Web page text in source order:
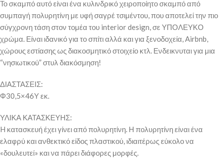
Το σκαμπό αυτό είναι ένα κυλινδρικό χειροποίητο σκαμπό από
συμπαγή πολυρητίνη με υφή σαγρέ τσιμέντου, που αποτελεί την πιο
σύγχρονη τάση στον τομέα του interior design, σε ΥΠΟΛΕΥΚΟ
χρώμα. Είναι ιδανικό για το σπίτι αλλά και για ξενοδοχεία, Airbnb,
χώρους εστίασης ως διακοσμητικό στοιχείο κτλ. Ενδεικνυται για μια
“νησιωτικού” στυλ διακόσμηση!
ΔΙΑΣΤΑΣΕΙΣ:
Φ30,5×46Υ εκ.
ΥΛΙΚΑ ΚΑΤΑΣΚΕΥΗΣ:
H κατασκευή έχει γίνει από πολυρητίνη. Η πολυρητίνη είναι ένα
ελαφρύ και ανθεκτικό είδος πλαστικού, ιδιαιτέρως εύκολο να
«δουλευτεί» και να πάρει διάφορες μορφές.